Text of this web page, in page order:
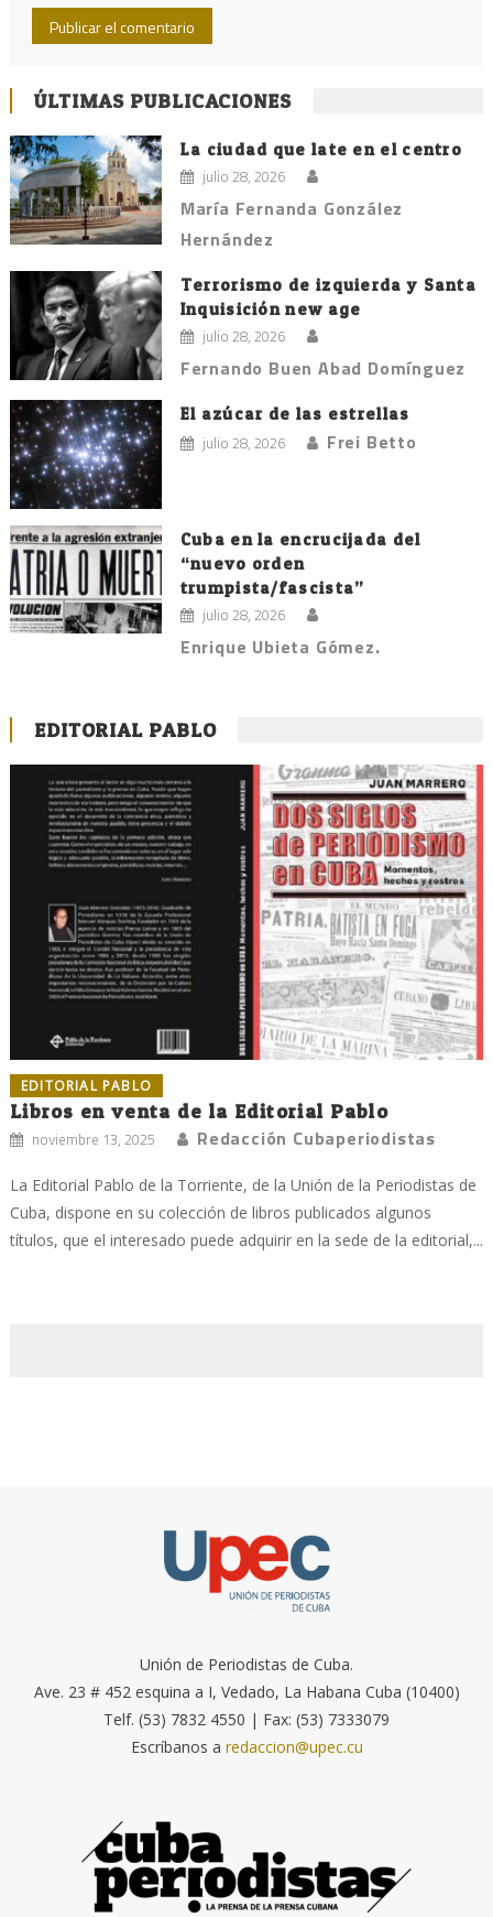
ÚLTIMAS PUBLICACIONES
La ciudad que late en el centro
julio 28, 2026
María Fernanda González
Hernández
Terrorismo de izquierda y Santa
Inquisición new age
julio 28, 2026
Fernando Buen Abad Domínguez
El azúcar de las estrellas
julio 28, 2026 Frei Betto
Cuba en la encrucijada del
“nuevo orden
trumpista/fascista”
julio 28, 2026
Enrique Ubieta Gómez.
EDITORIAL PABLO
EDITORIAL PABLO
Libros en venta de la Editorial Pablo
noviembre 13, 2025 Redacción Cubaperiodistas
La Editorial Pablo de la Torriente, de la Unión de la Periodistas de
Cuba, dispone en su colección de libros publicados algunos
títulos, que el interesado puede adquirir en la sede de la editorial,...
Unión de Periodistas de Cuba.
Ave. 23 # 452 esquina a I, Vedado, La Habana Cuba (10400)
Telf. (53) 7832 4550 | Fax: (53) 7333079
Escríbanos a redaccion@upec.cu